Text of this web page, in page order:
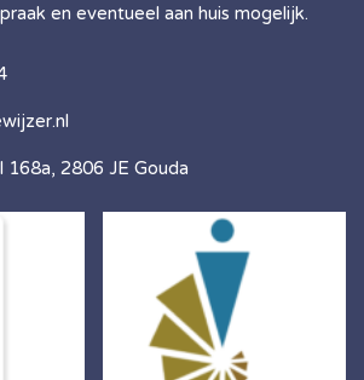
en eventueel aan huis mogelijk.
168a, 2806 JE Gouda